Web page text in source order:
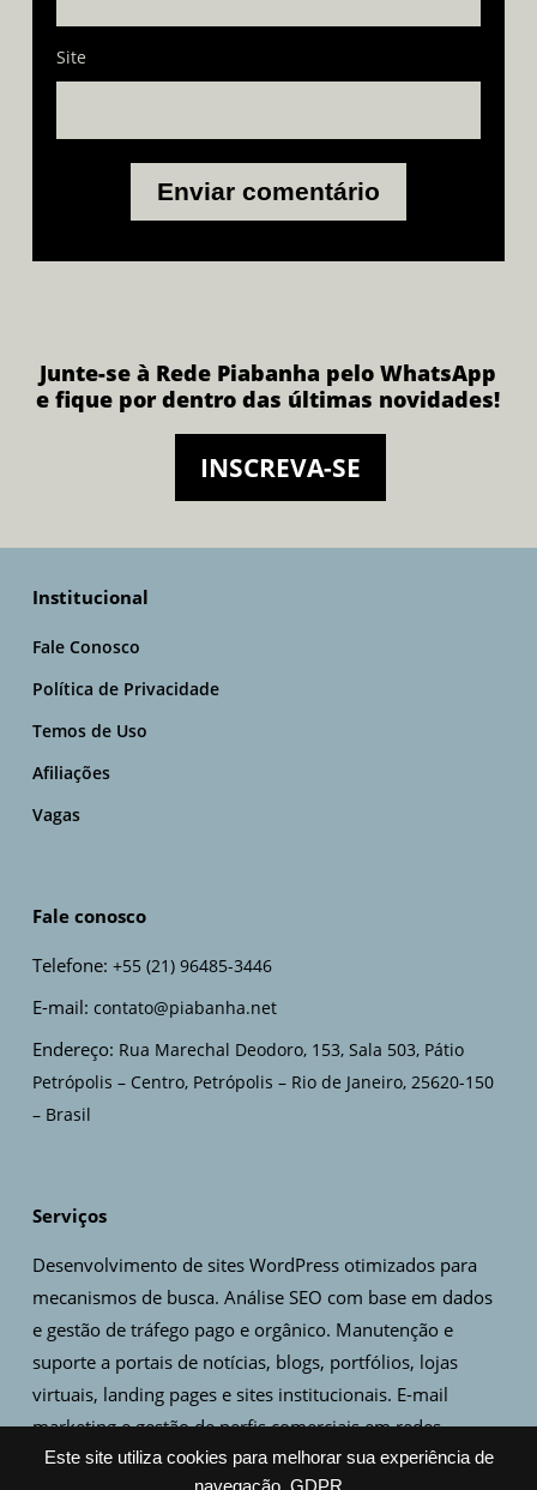
Este site utiliza cookies para melhorar sua experiência de
Site
Junte-se à Rede Piabanha pelo WhatsApp
e fique por dentro das últimas novidades!
INSCREVA-SE
Institucional
Fale Conosco
Política de Privacidade
Temos de Uso
Afiliações
Vagas
Fale conosco
Telefone: +55 (21) 96485-3446
E-mail: contato@piabanha.net
Endereço: Rua Marechal Deodoro, 153, Sala 503, Pátio
Petrópolis – Centro, Petrópolis – Rio de Janeiro, 25620-150
– Brasil
Serviços
Desenvolvimento de sites WordPress otimizados para
mecanismos de busca. Análise SEO com base em dados
e gestão de tráfego pago e orgânico. Manutenção e
suporte a portais de notícias, blogs, portfólios, lojas
virtuais, landing pages e sites institucionais. E-mail
marketing e gestão de perfis comerciais em redes
sociais. Criação de artes, design de logo e identidade